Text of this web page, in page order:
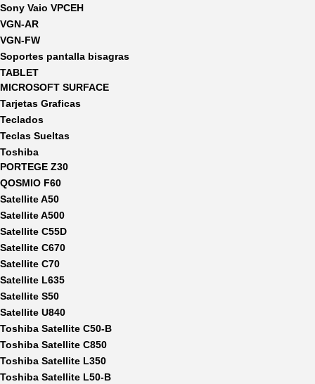
Sony Vaio VPCEH
VGN-AR
VGN-FW
Soportes pantalla bisagras
TABLET
MICROSOFT SURFACE
Tarjetas Graficas
Teclados
Teclas Sueltas
Toshiba
PORTEGE Z30
QOSMIO F60
Satellite A50
Satellite A500
Satellite C55D
Satellite C670
Satellite C70
Satellite L635
Satellite S50
Satellite U840
Toshiba Satellite C50-B
Toshiba Satellite C850
Toshiba Satellite L350
Toshiba Satellite L50-B